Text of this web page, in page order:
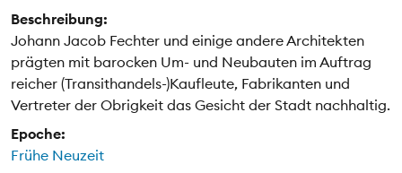
Beschreibung:
Johann Jacob Fechter und einige andere Architekten
prägten mit barocken Um- und Neubauten im Auftrag
reicher (Transithandels-)Kaufleute, Fabrikanten und
Vertreter der Obrigkeit das Gesicht der Stadt nachhaltig.
Epoche:
Frühe Neuzeit